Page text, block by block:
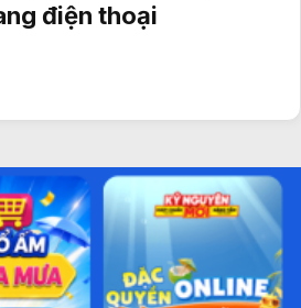
điện thoại